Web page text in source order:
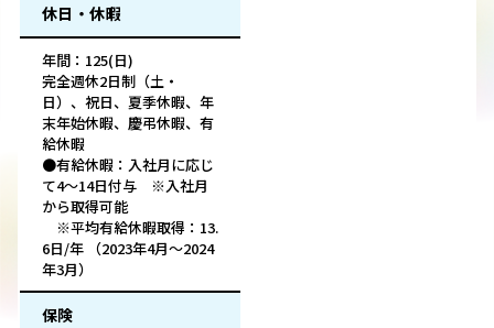
休日・休暇
年間：125(日)
完全週休2日制（土・
日）、祝日、夏季休暇、年
末年始休暇、慶弔休暇、有
給休暇
●有給休暇：入社月に応じ
て4～14日付与 ※入社月
から取得可能
※平均有給休暇取得：13.
6日/年 （2023年4月～2024
年3月）
保険